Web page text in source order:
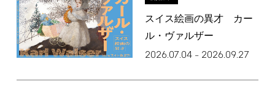
スイス絵画の異才 カー
ル・ヴァルザー
2026.07.04– 2026.09.27